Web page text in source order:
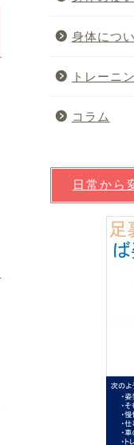
身体につ
トレーニ
コラム
日常から